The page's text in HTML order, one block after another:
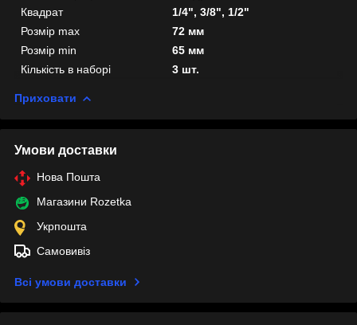
Квадрат
1/4", 3/8", 1/2"
Розмір max
72 мм
Розмір min
65 мм
Кількість в наборі
3 шт.
Приховати
Умови доставки
Нова Пошта
Магазини Rozetka
Укрпошта
Самовивіз
Всі умови доставки